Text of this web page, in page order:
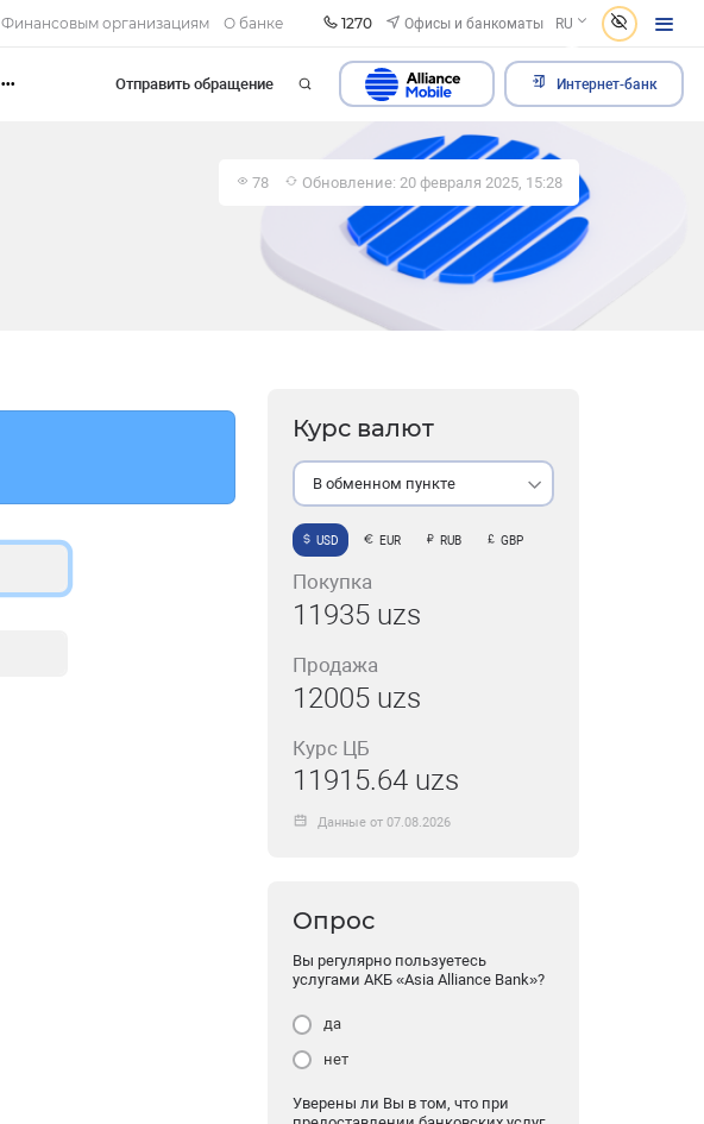
Финансовым организациям О банке 1270 Офисы и банкоматы RU
••• Отправить обращение Интернет-банк
78 Обновление: 20 февраля 2025, 15:28
Курс валют
В обменном пункте
USD EUR RUB GBP
Покупка
11935 uzs
Продажа
12005 uzs
Курс ЦБ
11915.64 uzs
Данные от 07.08.2026
Опрос
Вы регулярно пользуетесь
услугами АКБ «Asia Alliance Bank»?
да
нет
Уверены ли Вы в том, что при